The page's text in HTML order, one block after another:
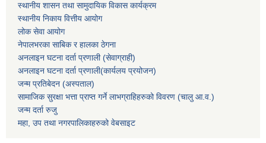
स्थानीय शासन तथा सामुदायिक विकास कार्यक्रम
स्थानीय निकाय वित्तीय आयोग
लोक सेवा आयोग
नेपालभरका साबिक र हालका ठेगना
अनलाइन घटना दर्ता प्रणाली (सेवाग्राही)
अनलाइन घटना दर्ता प्रणाली(कार्यलय प्रयोजन)
जन्म प्रतिबेदन (अस्पताल)
सामाजिक सुरक्षा भत्ता प्राप्त गर्ने लाभग्राहिहरुको विवरण (चालु आ.व.)
जन्म दर्ता रुजु
महा, उप तथा नगरपालिकाहरुको वेबसाइट